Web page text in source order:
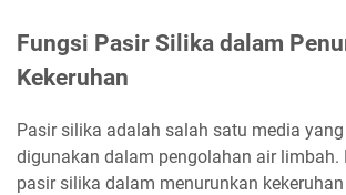
Fungsi Pasir Silika dalam
Kekeruhan
Pasir silika adalah salah satu media
digunakan dalam pengolahan air limbah.
pasir silika dalam menurunkan